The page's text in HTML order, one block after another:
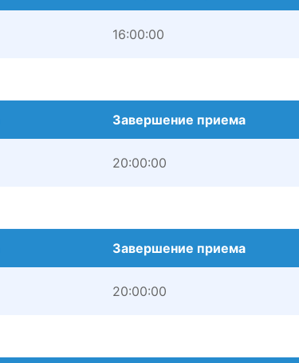
16:00:00
Завершение приема
20:00:00
Завершение приема
20:00:00